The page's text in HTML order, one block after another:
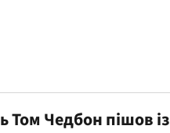
Том Чедбон пішов із